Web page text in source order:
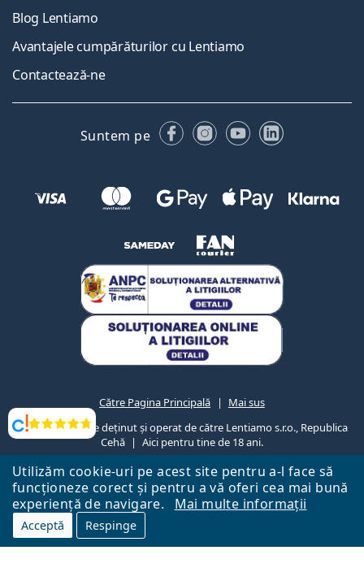
Utilizăm cookie-uri pe acest site pentru a-l face să
funcționeze corect și pentru a vă oferi cea mai bună
experiență de navigare.
Mai multe informații
Acceptă Respinge
Opinii
Blog Lentiamo
Avantajele cumpărăturilor cu Lentiamo
Contactează-ne
Suntem pe FacebookInstagram
YouTubeLinkedIn
Către Pagina Principală
Mai sus
Lentiamo.ro este deținut și operat de către Lentiamo s.r.o., Republica
Cehă
Aici pentru tine de 18 ani.